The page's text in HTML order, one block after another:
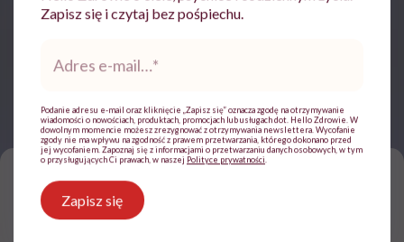
Justyna Berecka / Fot. archiwum prywatne, kolaż Canva
T rzy lata temu odstawiła alkohol. To, jak
mówi, była decyzja, która zmieniła jej
Zapisz się i czytaj bez pośpiechu.
*
Podanie adresu e-mail oraz kliknięcie „Zapisz się” oznacza zgodę na otrzymywanie
wiadomości o nowościach, produktach, promocjach lub usługach dot. Hello Zdrowie. W
dowolnym momencie możesz zrezygnować z otrzymywania newslettera. Wycofanie
zgody nie ma wpływu na zgodność z prawem przetwarzania, którego dokonano przed
jej wycofaniem. Zapoznaj się z informacjami o przetwarzaniu danych osobowych, w tym
o przysługujących Ci prawach, w naszej Polityce prywatności
Zapisz się